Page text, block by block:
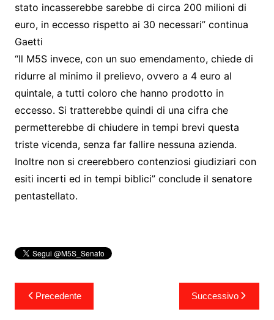
stato incasserebbe sarebbe di circa 200 milioni di
euro, in eccesso rispetto ai 30 necessari” continua
Gaetti
“Il M5S invece, con un suo emendamento, chiede di
ridurre al minimo il prelievo, ovvero a 4 euro al
quintale, a tutti coloro che hanno prodotto in
eccesso. Si tratterebbe quindi di una cifra che
permetterebbe di chiudere in tempi brevi questa
triste vicenda, senza far fallire nessuna azienda.
Inoltre non si creerebbero contenziosi giudiziari con
esiti incerti ed in tempi biblici” conclude il senatore
pentastellato.
Navigazione
articoli
Precedente Successivo